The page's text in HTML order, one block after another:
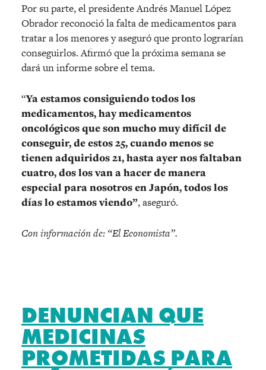
Por su parte, el presidente Andrés Manuel López
Obrador reconoció la falta de medicamentos para
tratar a los menores y aseguró que pronto lograrían
conseguirlos. Afirmó que la próxima semana se
dará un informe sobre el tema.
“Ya estamos consiguiendo todos los
medicamentos, hay medicamentos
oncológicos que son mucho muy difícil de
conseguir, de estos 25, cuando menos se
tienen adquiridos 21, hasta ayer nos faltaban
cuatro, dos los van a hacer de manera
especial para nosotros en Japón, todos los
días lo estamos viendo”, aseguró.
Con información de: “El Economista”.
DENUNCIAN QUE
MEDICINAS
PROMETIDAS PARA